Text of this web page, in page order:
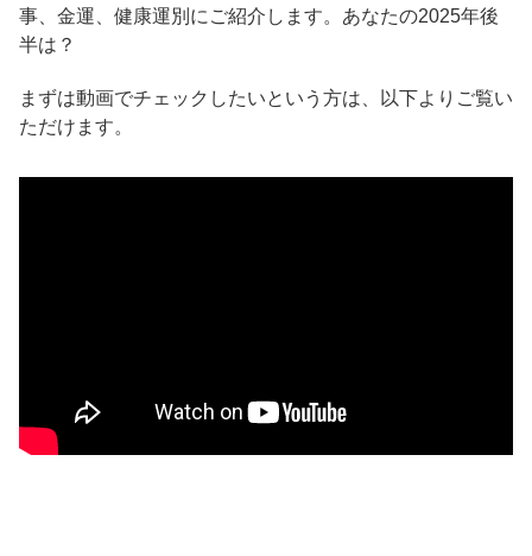
事、金運、健康運別にご紹介します。あなたの2025年後
半は？
まずは動画でチェックしたいという方は、以下よりご覧い
ただけます。